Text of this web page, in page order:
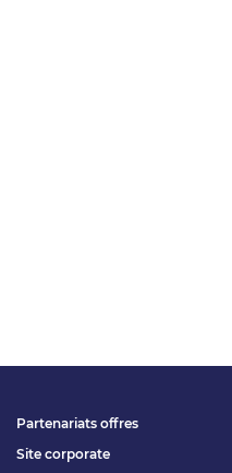
Partenariats offres
Site corporate